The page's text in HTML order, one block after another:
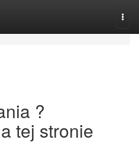
?
tej stronie